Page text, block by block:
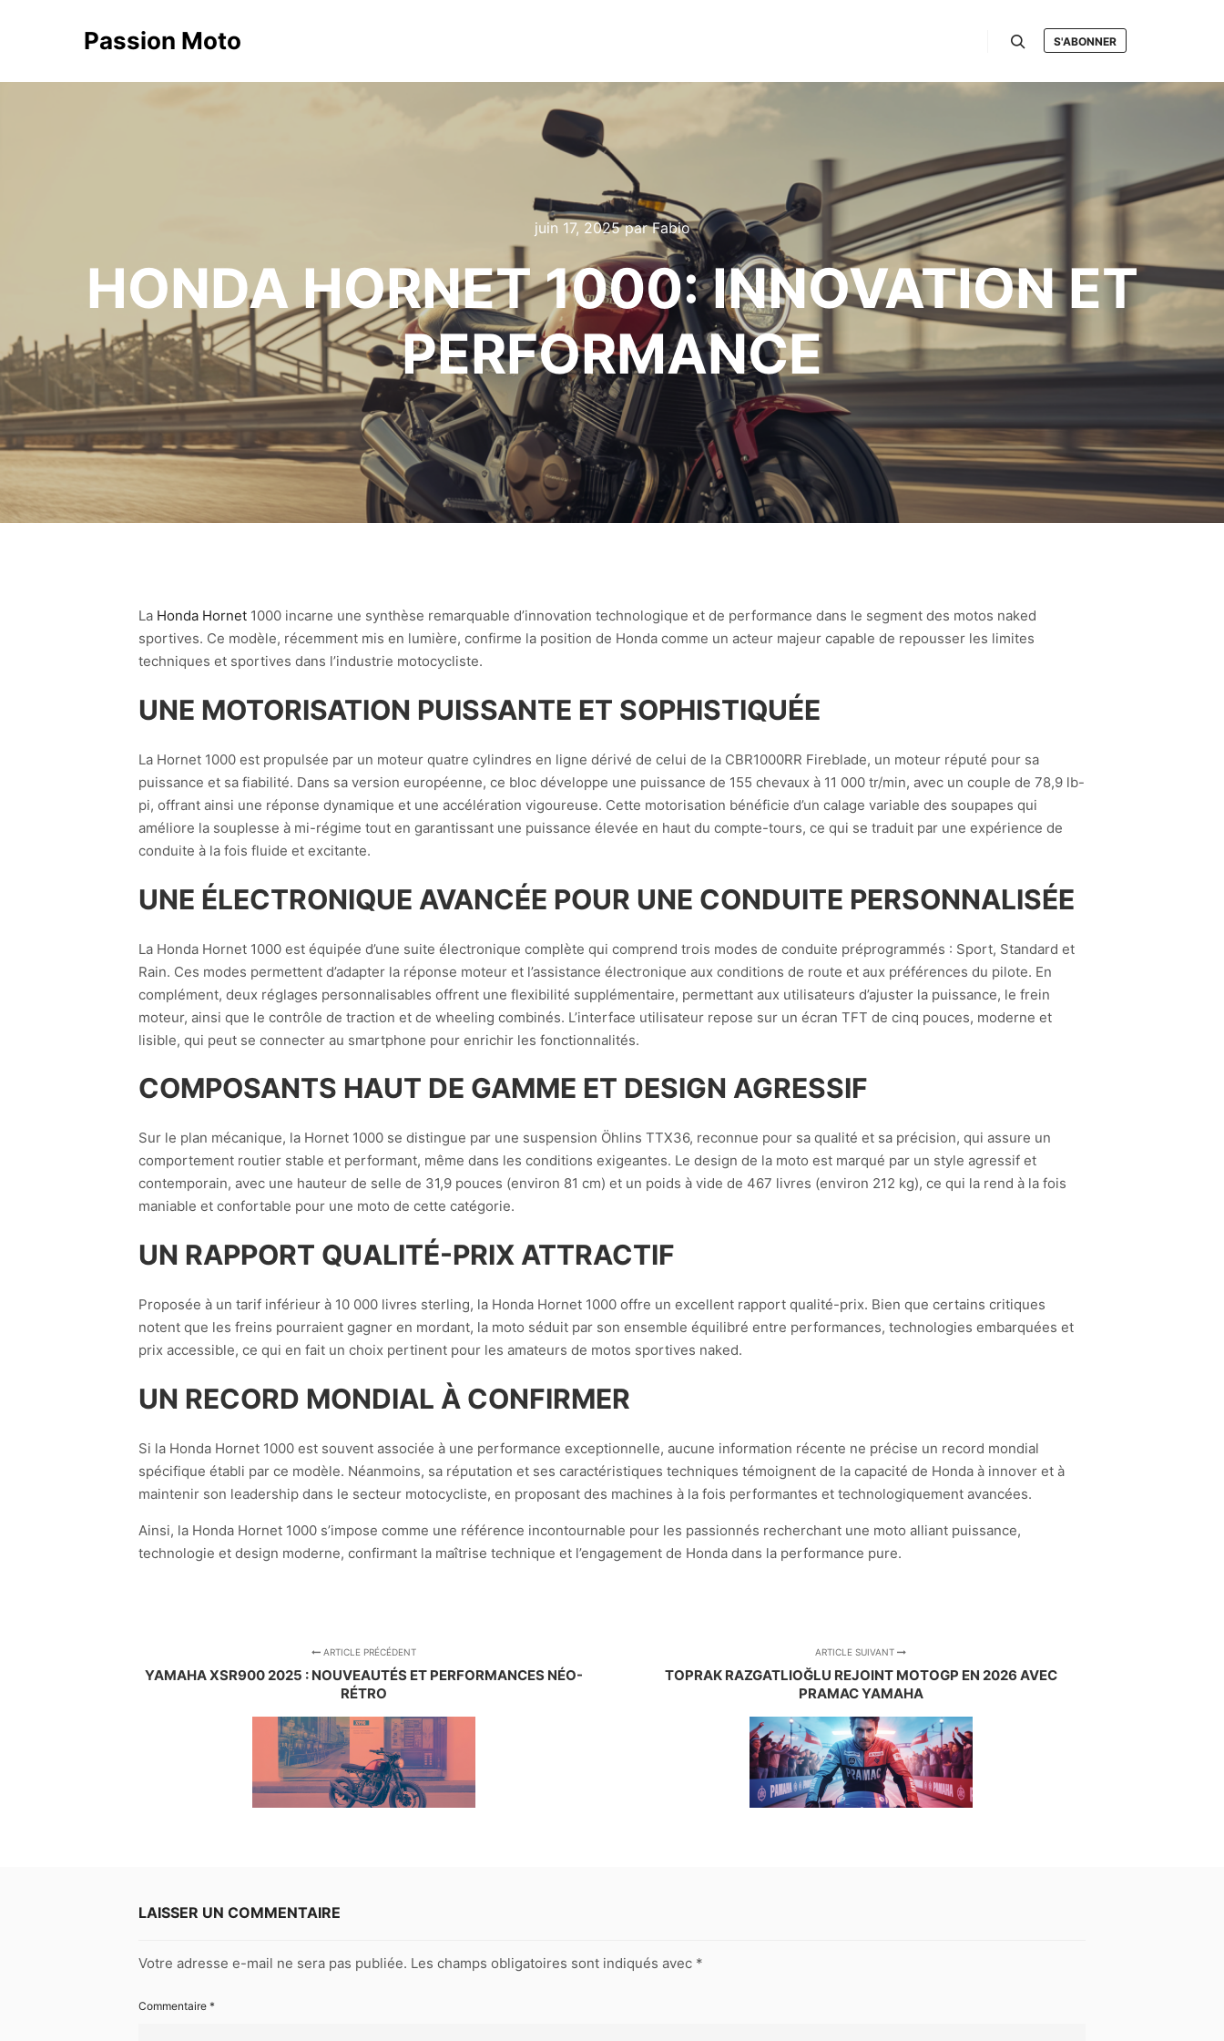
Passion Moto S'ABONNER
juin 17, 2025parFabio
HONDA HORNET 1000: INNOVATION ET
PERFORMANCE
La Honda Hornet 1000 incarne une synthèse remarquable d’innovation technologique et de performance dans le segment des motos naked
sportives. Ce modèle, récemment mis en lumière, confirme la position de Honda comme un acteur majeur capable de repousser les limites
techniques et sportives dans l’industrie motocycliste.
UNE MOTORISATION PUISSANTE ET SOPHISTIQUÉE
La Hornet 1000 est propulsée par un moteur quatre cylindres en ligne dérivé de celui de la CBR1000RR Fireblade, un moteur réputé pour sa
puissance et sa fiabilité. Dans sa version européenne, ce bloc développe une puissance de 155 chevaux à 11 000 tr/min, avec un couple de 78,9 lb-
pi, offrant ainsi une réponse dynamique et une accélération vigoureuse. Cette motorisation bénéficie d’un calage variable des soupapes qui
améliore la souplesse à mi-régime tout en garantissant une puissance élevée en haut du compte-tours, ce qui se traduit par une expérience de
conduite à la fois fluide et excitante.
UNE ÉLECTRONIQUE AVANCÉE POUR UNE CONDUITE PERSONNALISÉE
La Honda Hornet 1000 est équipée d’une suite électronique complète qui comprend trois modes de conduite préprogrammés : Sport, Standard et
Rain. Ces modes permettent d’adapter la réponse moteur et l’assistance électronique aux conditions de route et aux préférences du pilote. En
complément, deux réglages personnalisables offrent une flexibilité supplémentaire, permettant aux utilisateurs d’ajuster la puissance, le frein
moteur, ainsi que le contrôle de traction et de wheeling combinés. L’interface utilisateur repose sur un écran TFT de cinq pouces, moderne et
lisible, qui peut se connecter au smartphone pour enrichir les fonctionnalités.
COMPOSANTS HAUT DE GAMME ET DESIGN AGRESSIF
Sur le plan mécanique, la Hornet 1000 se distingue par une suspension Öhlins TTX36, reconnue pour sa qualité et sa précision, qui assure un
comportement routier stable et performant, même dans les conditions exigeantes. Le design de la moto est marqué par un style agressif et
contemporain, avec une hauteur de selle de 31,9 pouces (environ 81 cm) et un poids à vide de 467 livres (environ 212 kg), ce qui la rend à la fois
maniable et confortable pour une moto de cette catégorie.
UN RAPPORT QUALITÉ-PRIX ATTRACTIF
Proposée à un tarif inférieur à 10 000 livres sterling, la Honda Hornet 1000 offre un excellent rapport qualité-prix. Bien que certains critiques
notent que les freins pourraient gagner en mordant, la moto séduit par son ensemble équilibré entre performances, technologies embarquées et
prix accessible, ce qui en fait un choix pertinent pour les amateurs de motos sportives naked.
UN RECORD MONDIAL À CONFIRMER
Si la Honda Hornet 1000 est souvent associée à une performance exceptionnelle, aucune information récente ne précise un record mondial
spécifique établi par ce modèle. Néanmoins, sa réputation et ses caractéristiques techniques témoignent de la capacité de Honda à innover et à
maintenir son leadership dans le secteur motocycliste, en proposant des machines à la fois performantes et technologiquement avancées.
Ainsi, la Honda Hornet 1000 s’impose comme une référence incontournable pour les passionnés recherchant une moto alliant puissance,
technologie et design moderne, confirmant la maîtrise technique et l’engagement de Honda dans la performance pure.
ARTICLE PRÉCÉDENT
YAMAHA XSR900 2025 : NOUVEAUTÉS ET PERFORMANCES NÉO-
RÉTRO
ARTICLE SUIVANT
TOPRAK RAZGATLIOĞLU REJOINT MOTOGP EN 2026 AVEC
PRAMAC YAMAHA
LAISSER UN COMMENTAIRE
Votre adresse e-mail ne sera pas publiée. Les champs obligatoires sont indiqués avec *
Commentaire *